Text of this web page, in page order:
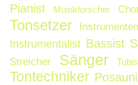
Pianist Musikforscher
Tonsetzer
Instrumentalist Bassist
Streicher Sänger
Tontechniker